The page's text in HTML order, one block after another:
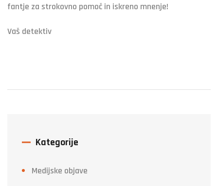
fantje za strokovno pomoč in iskreno mnenje!
Vaš detektiv
Kategorije
Medijske objave